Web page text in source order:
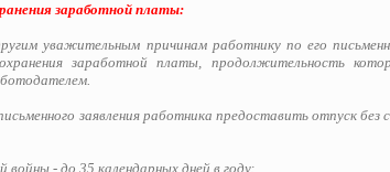
заработной платы:
уважительным причинам работнику по его
заработной платы, продолжительность
заявления работника предоставить отпуск без
войны - до 35 календарных дней в году;